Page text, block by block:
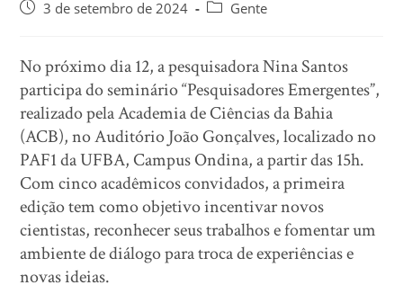
3 de setembro de 2024 Gente
No próximo dia 12, a pesquisadora Nina Santos
participa do seminário “Pesquisadores Emergentes”,
realizado pela Academia de Ciências da Bahia
(ACB), no Auditório João Gonçalves, localizado no
PAF1 da UFBA, Campus Ondina, a partir das 15h.
Com cinco acadêmicos convidados, a primeira
edição tem como objetivo incentivar novos
cientistas, reconhecer seus trabalhos e fomentar um
ambiente de diálogo para troca de experiências e
novas ideias.